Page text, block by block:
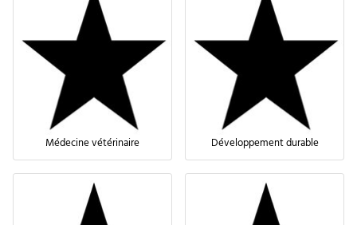
Médecine vétérinaire Développement durable